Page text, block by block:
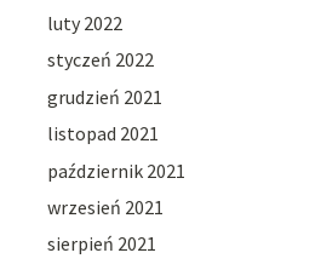
luty 2022
styczeń 2022
grudzień 2021
listopad 2021
październik 2021
wrzesień 2021
sierpień 2021